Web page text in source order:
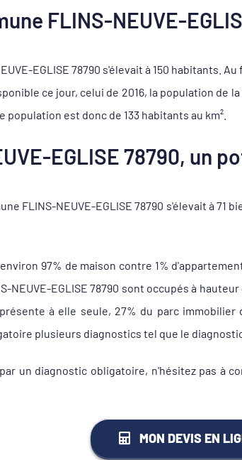
FLINS-NEUVE-
EGLISE 78790 s'élevait à 150 habitants.
ce jour, celui de 2016, la population de
est donc de 133 habitants au km².
EGLISE 78790, un
FLINS-NEUVE-EGLISE 78790 s'élevait à
97% de maison contre 1%
NEUVE-EGLISE 78790 sont occupés à
à elle seule, 27% du parc immobilier
plusieurs diagnostics tel que le
un diagnostic obligatoire, n'hésitez pas à
MON DEVIS EN